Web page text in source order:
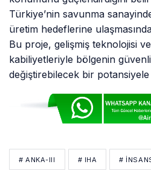
Bir Yorum Yaz
Yorumunuz